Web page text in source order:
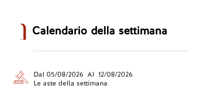
Calendario della settimana
Dal 05/08/2026 Al 12/08/2026
Le aste della settimana